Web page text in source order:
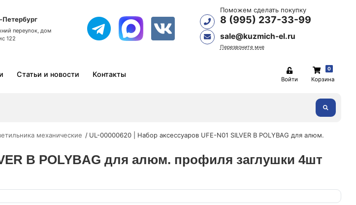
Петербург
переулок, дом
122
Поможем сделать покупку
8 (995) 237-33-99
sale@kuzmich-el.ru
Перезвоните мне
Статьи и новости Контакты
Войти
0
Корзина
механические
UL-00000620 | Набор аксессуаров UFE-N01 SILVER B POLYBAG для алюм.
B POLYBAG для алюм. профиля заглушки 4шт